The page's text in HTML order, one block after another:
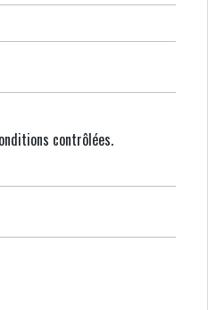
contrôlées.